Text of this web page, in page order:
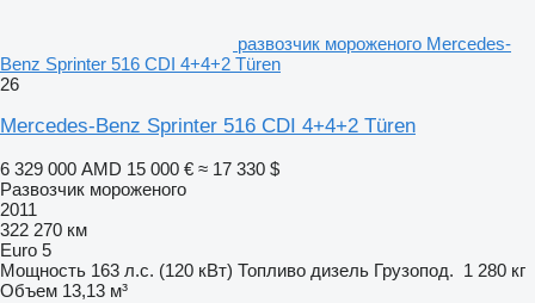
развозчик мороженого Mercedes-
Benz Sprinter 516 CDI 4+4+2 Türen
26
Mercedes-Benz Sprinter 516 CDI 4+4+2 Türen
6 329 000 AMD 15 000 € ≈ 17 330 $
Развозчик мороженого
2011
322 270 км
Euro 5
Мощность 163 л.с. (120 кВт) Топливо дизель Грузопод. 1 280 кг
Объем 13,13 м³